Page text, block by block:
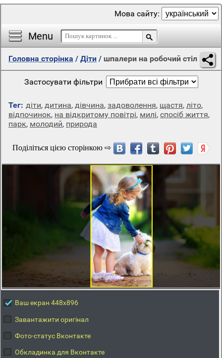
Menu
Мова сайту:
Головна сторінка / Діти / шпалери на робочий стіл
Застосувати фільтри
Тег: діти, дитина, дівчина, задоволення, щастя, літо,
відпочинок, на відкритому повітрі, милі, спосіб життя,
парк, молодий, природа
Ваш екран 448x896
Завантажити оригінал
Фото-статус Вконтакте
Обкладинка для Вконтакте